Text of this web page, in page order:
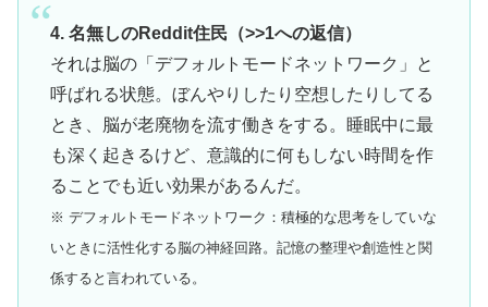
4. 名無しのReddit住民（>>1への返信）
それは脳の「デフォルトモードネットワーク」と
呼ばれる状態。ぼんやりしたり空想したりしてる
とき、脳が老廃物を流す働きをする。睡眠中に最
も深く起きるけど、意識的に何もしない時間を作
ることでも近い効果があるんだ。
※ デフォルトモードネットワーク：積極的な思考をしていな
いときに活性化する脳の神経回路。記憶の整理や創造性と関
係すると言われている。